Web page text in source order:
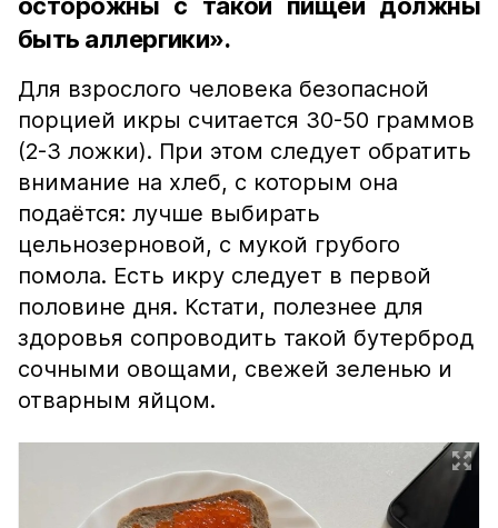
быть аллергики».
Для взрослого человека безопасной
порцией икры считается 30-50 граммов
(2-3 ложки). При этом следует обратить
внимание на хлеб, с которым она
подаётся: лучше выбирать
цельнозерновой, с мукой грубого
помола. Есть икру следует в первой
половине дня. Кстати, полезнее для
здоровья сопроводить такой бутерброд
сочными овощами, свежей зеленью и
отварным яйцом.